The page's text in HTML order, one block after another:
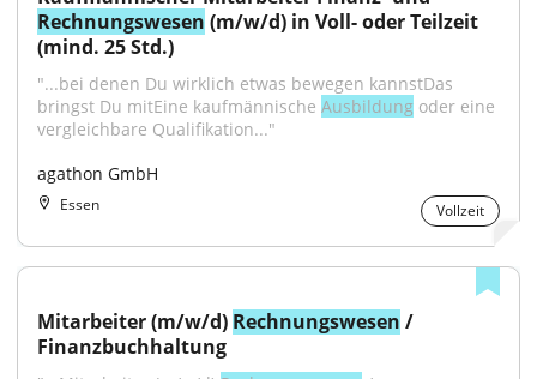
Rechnungswesen (m/w/d) in Voll- oder Teilzeit
(mind. 25 Std.)
"...bei denen Du wirklich etwas bewegen kannstDas
bringst Du mitEine kaufmännische Ausbildung oder eine
vergleichbare Qualifikation..."
agathon GmbH
Essen Vollzeit
Mitarbeiter (m/w/d) Rechnungswesen /
Finanzbuchhaltung